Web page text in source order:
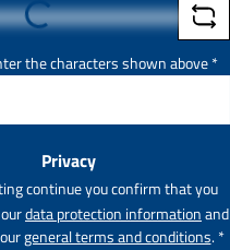
Loading...
the characters shown above*
Privacy
continue you confirm that you
data protection informationand
general terms and conditions.*